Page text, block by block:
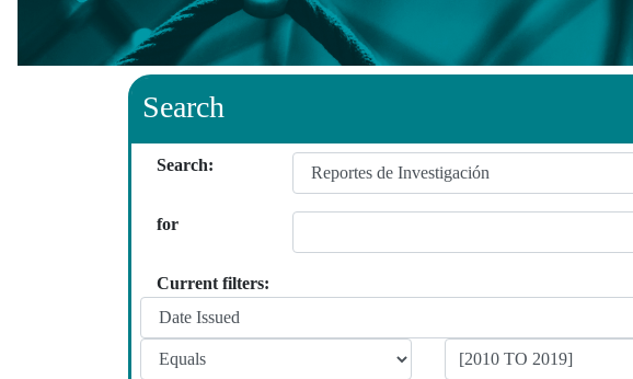
Search
Search:
for
Current filters: